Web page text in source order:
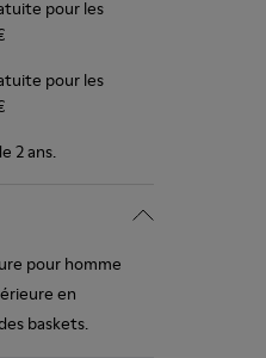
pour les
pour les
2 ans.
pour homme
en
baskets.